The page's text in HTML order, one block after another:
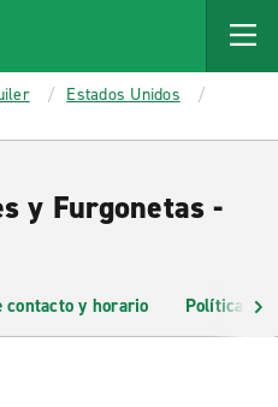
Estados Unidos
y Furgonetas -
contacto y horario Políticas